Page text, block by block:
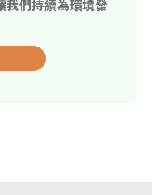
我們持續為環境發